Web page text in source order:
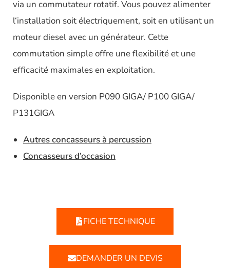
via un commutateur rotatif. Vous pouvez alimenter
l‘installation soit électriquement, soit en utilisant un
moteur diesel avec un générateur. Cette
commutation simple offre une flexibilité et une
efficacité maximales en exploitation.
Disponible en version P090 GIGA/ P100 GIGA/
P131GIGA
Autres concasseurs à percussion
Concasseurs d’occasion
FICHE TECHNIQUE
DEMANDER UN DEVIS